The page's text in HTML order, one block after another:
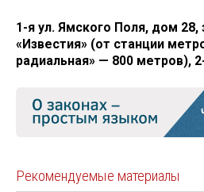
1-я ул. Ямского Поля, дом 28,
«Известия» (от станции
радиальная» — 800 метров),
Рекомендуемые материалы